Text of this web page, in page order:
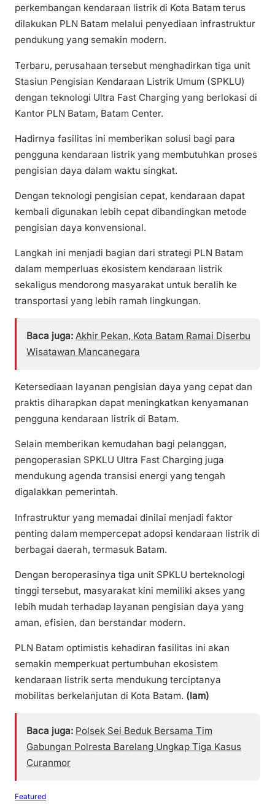
perkembangan kendaraan listrik di Kota Batam terus
dilakukan PLN Batam melalui penyediaan infrastruktur
pendukung yang semakin modern.
Terbaru, perusahaan tersebut menghadirkan tiga unit
Stasiun Pengisian Kendaraan Listrik Umum (SPKLU)
dengan teknologi Ultra Fast Charging yang berlokasi di
Kantor PLN Batam, Batam Center.
Hadirnya fasilitas ini memberikan solusi bagi para
pengguna kendaraan listrik yang membutuhkan proses
pengisian daya dalam waktu singkat.
Dengan teknologi pengisian cepat, kendaraan dapat
kembali digunakan lebih cepat dibandingkan metode
pengisian daya konvensional.
Langkah ini menjadi bagian dari strategi PLN Batam
dalam memperluas ekosistem kendaraan listrik
sekaligus mendorong masyarakat untuk beralih ke
transportasi yang lebih ramah lingkungan.
Baca juga: Akhir Pekan, Kota Batam Ramai Diserbu
Wisatawan Mancanegara
Ketersediaan layanan pengisian daya yang cepat dan
praktis diharapkan dapat meningkatkan kenyamanan
pengguna kendaraan listrik di Batam.
Selain memberikan kemudahan bagi pelanggan,
pengoperasian SPKLU Ultra Fast Charging juga
mendukung agenda transisi energi yang tengah
digalakkan pemerintah.
Infrastruktur yang memadai dinilai menjadi faktor
penting dalam mempercepat adopsi kendaraan listrik di
berbagai daerah, termasuk Batam.
Dengan beroperasinya tiga unit SPKLU berteknologi
tinggi tersebut, masyarakat kini memiliki akses yang
lebih mudah terhadap layanan pengisian daya yang
aman, efisien, dan berstandar modern.
PLN Batam optimistis kehadiran fasilitas ini akan
semakin memperkuat pertumbuhan ekosistem
kendaraan listrik serta mendukung terciptanya
mobilitas berkelanjutan di Kota Batam. (lam)
Baca juga: Polsek Sei Beduk Bersama Tim
Gabungan Polresta Barelang Ungkap Tiga Kasus
Curanmor
Featured